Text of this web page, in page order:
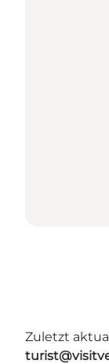
Zuletzt